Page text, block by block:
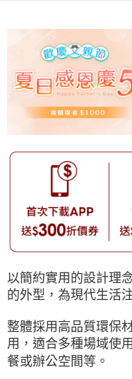
以簡約實用的設計理
的外型，為現代生活
整體採用高品質環保
用，適合多種場域使
餐或辦公空間等。